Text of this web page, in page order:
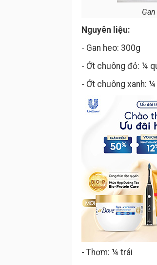
Nguyên liệu:
- Gan heo: 300g
- Ớt chuông đỏ: ¼
- Ớt chuông xanh:
- Thơm: ¼ trái